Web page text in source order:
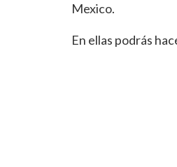
Mexico.
En ellas podrás